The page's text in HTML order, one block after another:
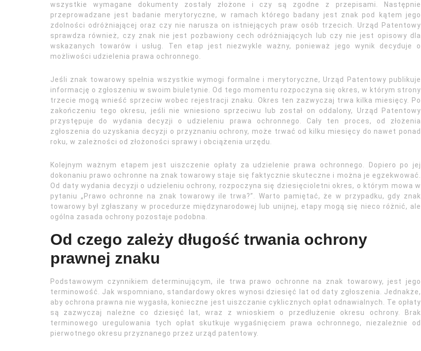
wszystkie wymagane dokumenty zostały złożone i czy są zgodne z przepisami. Następnie
przeprowadzane jest badanie merytoryczne, w ramach którego badany jest znak pod kątem jego
zdolności odróżniającej oraz czy nie narusza on istniejących praw osób trzecich. Urząd Patentowy
sprawdza również, czy znak nie jest pozbawiony cech odróżniających lub czy nie jest opisowy dla
wskazanych towarów i usług. Ten etap jest niezwykle ważny, ponieważ jego wynik decyduje o
możliwości udzielenia prawa ochronnego.
Jeśli znak towarowy spełnia wszystkie wymogi formalne i merytoryczne, Urząd Patentowy publikuje
informację o zgłoszeniu w swoim biuletynie. Od tego momentu rozpoczyna się okres, w którym strony
trzecie mogą wnieść sprzeciw wobec rejestracji znaku. Okres ten zazwyczaj trwa kilka miesięcy. Po
zakończeniu tego okresu, jeśli nie wniesiono sprzeciwu lub został on oddalony, Urząd Patentowy
przystępuje do wydania decyzji o udzieleniu prawa ochronnego. Cały ten proces, od złożenia
zgłoszenia do uzyskania decyzji o przyznaniu ochrony, może trwać od kilku miesięcy do nawet ponad
roku, w zależności od złożoności sprawy i obciążenia urzędu.
Kolejnym ważnym etapem jest uiszczenie opłaty za udzielenie prawa ochronnego. Dopiero po jej
dokonaniu prawo ochronne na znak towarowy staje się faktycznie skuteczne i można je egzekwować.
Od daty wydania decyzji o udzieleniu ochrony, rozpoczyna się dziesięcioletni okres, o którym mowa w
pytaniu „Prawo ochronne na znak towarowy ile trwa?”. Warto pamiętać, że w przypadku, gdy znak
towarowy był zgłaszany w procedurze międzynarodowej lub unijnej, etapy mogą się nieco różnić, ale
ogólna zasada ochrony pozostaje podobna.
Od czego zależy długość trwania ochrony
prawnej znaku
Podstawowym czynnikiem determinującym, ile trwa prawo ochronne na znak towarowy, jest jego
terminowość. Jak wspomniano, standardowy okres wynosi dziesięć lat od daty zgłoszenia. Jednakże,
aby ochrona prawna nie wygasła, konieczne jest uiszczanie cyklicznych opłat odnawialnych. Te opłaty
są zazwyczaj należne co dziesięć lat, wraz z wnioskiem o przedłużenie okresu ochrony. Brak
terminowego uregulowania tych opłat skutkuje wygaśnięciem prawa ochronnego, niezależnie od
pierwotnego okresu przyznanego przez urząd patentowy.